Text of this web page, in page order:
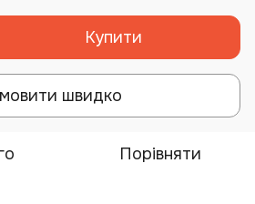
Купити
швидко
Порівняти